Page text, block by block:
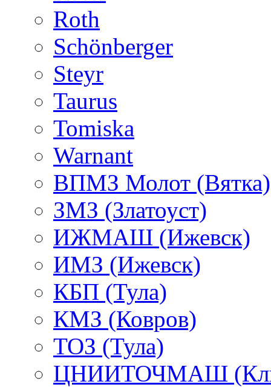
Roth
Schönberger
Steyr
Taurus
Tomiska
Warnant
ВПМЗ Молот (Вятка)
ЗМЗ (Златоуст)
ИЖМАШ (Ижевск)
ИМЗ (Ижевск)
КБП (Тула)
КМЗ (Ковров)
ТОЗ (Тула)
ЦНИИТОЧМАШ